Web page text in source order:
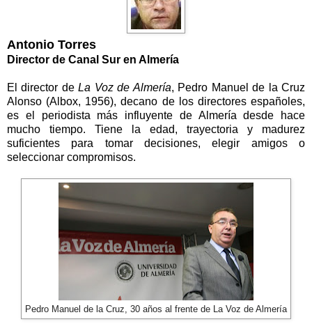
Antonio Torres
Director de Canal Sur en Almería
El director deLa Voz de Almería, Pedro Manuel de la Cruz
Alonso (Albox, 1956), decano de los directores españoles,
es el periodista más influyente de Almería desde hace
mucho tiempo. Tiene la edad, trayectoria y madurez
suficientes para tomar decisiones, elegir amigos o
seleccionar compromisos.
Pedro Manuel de la Cruz, 30 años al frente de La Voz de Almería